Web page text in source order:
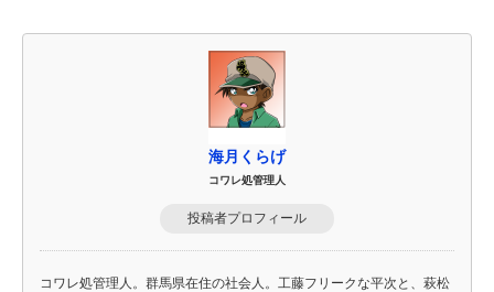
海月くらげ
コワレ処管理人
投稿者プロフィール
コワレ処管理人。群馬県在住の社会人。工藤フリークな平次と、萩松